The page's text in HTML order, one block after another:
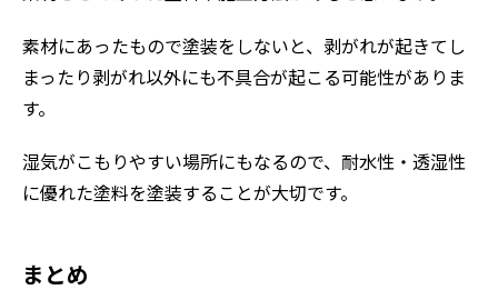
素材にあったもので塗装をしないと、剥がれが起きてし
まったり剥がれ以外にも不具合が起こる可能性がありま
す。
湿気がこもりやすい場所にもなるので、耐水性・透湿性
に優れた塗料を塗装することが大切です。
まとめ